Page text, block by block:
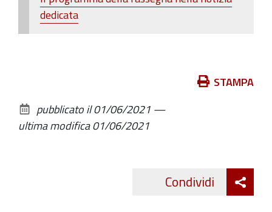
dedicata
documento
STAMPA
pubblicato il01/06/2021 —
ultima modifica01/06/2021
Condividi